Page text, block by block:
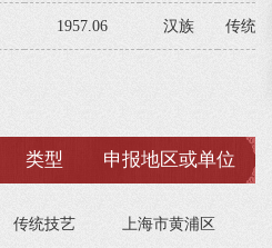
1957.06 汉族 传统
类型 申报地区或单位
传统技艺 上海市黄浦区